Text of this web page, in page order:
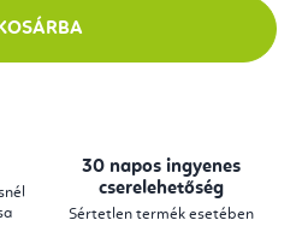
30 napos ingyenes
cserelehetőség
Sértetlen termék esetében